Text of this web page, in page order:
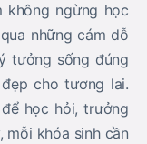
không ngừng học
những cám dỗ
tưởng sống đúng
cho tương lai.
học hỏi, trưởng
mỗi khóa sinh cần